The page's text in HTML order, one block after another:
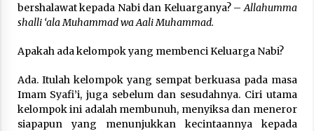
bershalawat kepada Nabi dan Keluarganya? – Allahumma
shalli ‘ala Muhammad wa Aali Muhammad.
Apakah ada kelompok yang membenci Keluarga Nabi?
Ada. Itulah kelompok yang sempat berkuasa pada masa
Imam Syafi’i, juga sebelum dan sesudahnya. Ciri utama
kelompok ini adalah membunuh, menyiksa dan meneror
siapapun yang menunjukkan kecintaannya kepada